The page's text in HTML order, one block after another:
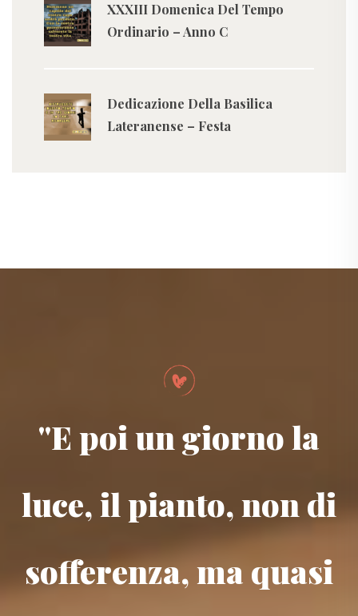
XXXIII Domenica Del Tempo
Ordinario – Anno C
Dedicazione Della Basilica
Lateranense – Festa
"E poi un giorno la
luce, il pianto, non di
sofferenza, ma quasi